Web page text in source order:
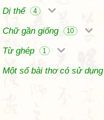
Dị thể 4
Chữ gần giống 10
Từ ghép 1
Một số bài thơ có sử dụng